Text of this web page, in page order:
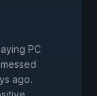
PC
ago.